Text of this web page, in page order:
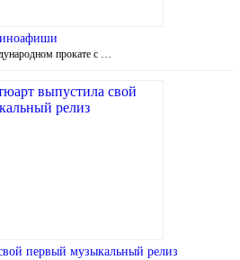
прокате с …
первый музыкальный релиз